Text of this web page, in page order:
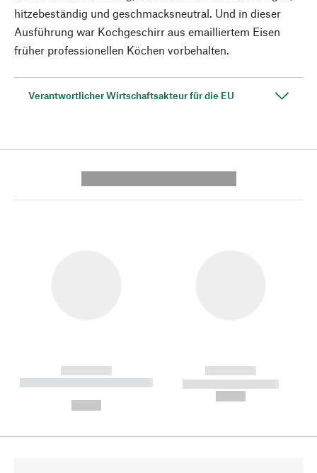
hitzebeständig und geschmacksneutral. Und in dieser
Ausführung war Kochgeschirr aus emailliertem Eisen
früher professionellen Köchen vorbehalten.
Verantwortlicher Wirtschaftsakteur für die EU
------------
----------- ----------- --------
------------
----------- -----------